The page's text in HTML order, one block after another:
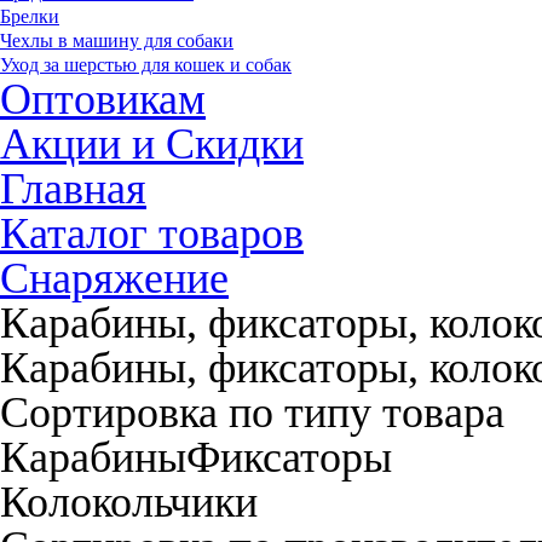
Брелки
Чехлы в машину для собаки
Уход за шерстью для кошек и собак
Оптовикам
Акции и Скидки
Главная
Каталог товаров
Снаряжение
Карабины, фиксаторы,
Карабины, фиксаторы,
Сортировка по типу товара
КарабиныФиксаторы
Колокольчики